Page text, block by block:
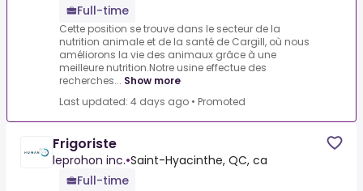
Full-time
Cette position se trouve dans le secteur de la
nutrition animale et de la santé de Cargill, où nous
améliorons la vie des animaux grâce à une
meilleure nutrition.Notre usine effectue des
recherches... Show more
Last updated: 4 days ago • Promoted
Frigoriste
leprohon inc.•Saint-Hyacinthe, QC, ca
Full-time